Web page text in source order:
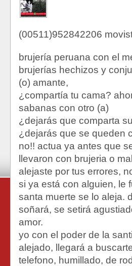
(00511)952842206
brujería peruana con el
brujerías hechizos y
(o) amante,
¿compartía tu cama?
sabanas con otro (a)
¿dejarás que comparta
¿dejarás que se queden
no!! actua ya antes que
llevaron con brujeria o
alejaste por tus errores,
si ya está con alguien, le
santa muerte se lo aleja.
soñará, se setirá
amor.
yo con el poder de la
alejado, llegará a
telefono, humillado, de